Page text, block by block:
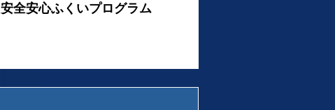
安全安心ふくいプログラム